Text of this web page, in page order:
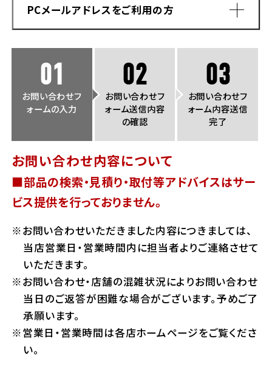
ドメイン指定受信手順
PCメールアドレスをご利用の方
Yahoo!メールをご利用の方
Hotmailをご利用の方
Gmailをご利用の方
01
お問い合わせフ
ォームの入力
02
お問い合わせフ
ォーム送信内容
の確認
03
お問い合わせフ
ォーム内容送信
完了
お問い合わせ内容について
■部品の検索・見積り・取付等アドバイスはサー
ビス提供を行っておりません。
お問い合わせいただきました内容につきましては、
当店営業日・営業時間内に担当者よりご連絡させて
いただきます。
お問い合わせ・店舗の混雑状況によりお問い合わせ
当日のご返答が困難な場合がございます。予めご了
承願います。
営業日・営業時間は各店ホームページをご覧くださ
い。
ホンダドリーム 立川
ホンダドリーム 磯子
ホンダドリーム 横浜都筑
ホンダドリーム 横浜旭
ホンダドリーム 川崎宮前
千葉県
ホンダドリーム 船橋
ホンダドリーム 松戸
ホンダドリーム 名古屋上小田井
ホンダドリーム 岐阜
ホンダドリーム 京都伏見
ホンダドリーム 京都北山
ホンダドリーム 神戸灘
ホンダドリーム 尼崎
ホンダドリーム 姫路
ホンダドリーム 西宮甲子園
奈良県
ホンダドリーム 奈良
ホンダドリーム 高松
ホンダドリーム 熊本